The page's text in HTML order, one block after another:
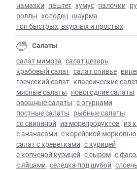
намазки паштет хумус палочки
роллы холодец шаурма
топ быстрых, вкусных и простых
Салаты
салат мимоза салат цезарь
крабовый салат салат оливье
греческий салат классические
мясные салаты новогодние салаты
овощные салаты с огурцами
постные салаты рыбные салаты
со свининой из морепродуктов из
с ананасами с корейской морковью
салат с креветками с курицей
с копченой курицей с сыром с
с яйцами селедка под шубой